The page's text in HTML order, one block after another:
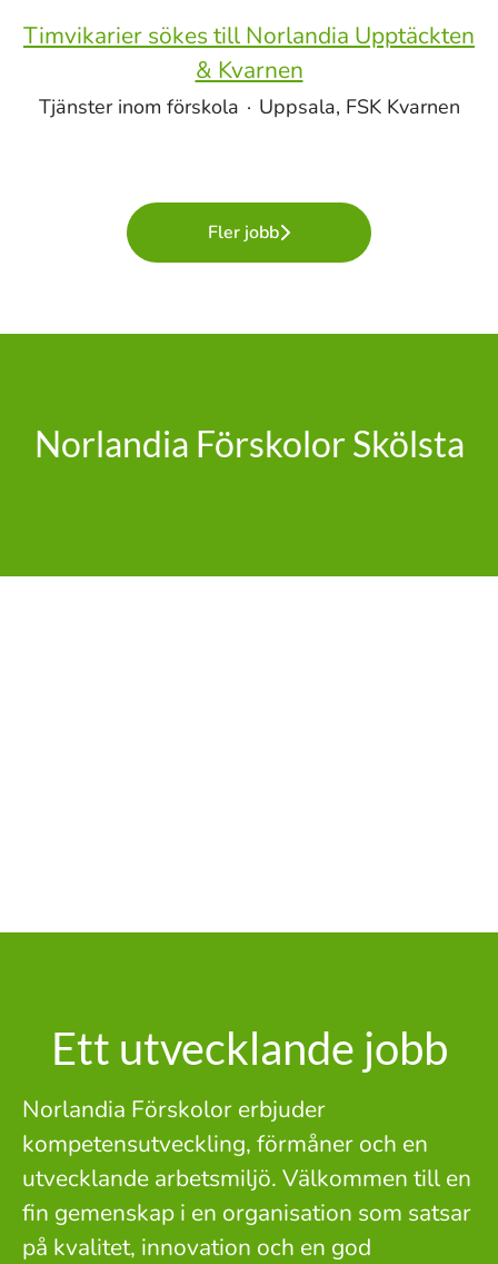
Timvikarier sökes till Norlandia Upptäckten
& Kvarnen
Tjänster inom förskola · Uppsala, FSK Kvarnen
Fler jobb
Norlandia Förskolor Skölsta
Ett utvecklande jobb
Norlandia Förskolor erbjuder
kompetensutveckling, förmåner och en
utvecklande arbetsmiljö. Välkommen till en
fin gemenskap i en organisation som satsar
på kvalitet, innovation och en god